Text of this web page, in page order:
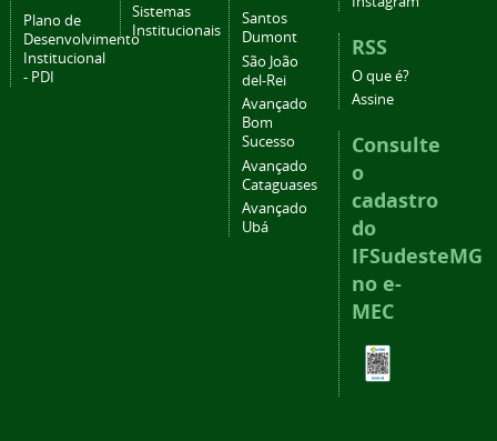
Plano de
Desenvolvimento
Institucional
- PDI
Sistemas
Institucionais
Santos
Dumont
São João
del-Rei
Avançado
Bom
Sucesso
Avançado
Cataguases
Avançado
Ubá
RSS
O que é?
Assine
Consulte
o
cadastro
do
IFSudesteMG
no e-
MEC